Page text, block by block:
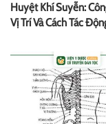
Huyệt Khí Suyễn:
Vị Trí Và Cách Tác